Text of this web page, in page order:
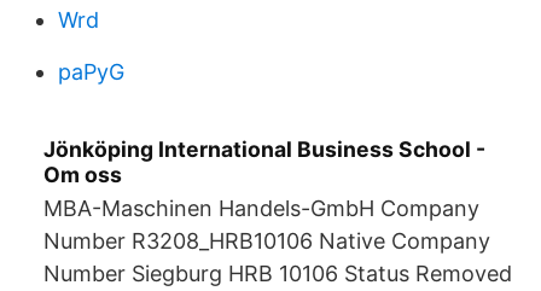
Wrd
paPyG
Jönköping International Business School -
Om oss
MBA-Maschinen Handels-GmbH Company
Number R3208_HRB10106 Native Company
Number Siegburg HRB 10106 Status Removed